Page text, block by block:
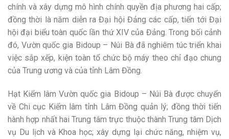
chính và xây dựng mô hình chính quyền địa phương hai cấp;
đồng thời là năm diễn ra Đại hội Đảng các cấp, tiến tới Đại
hội đại biểu toàn quốc lần thứ XIV của Đảng. Trong bối cảnh
đó, Vườn quốc gia Bidoup – Núi Bà đã nghiêm túc triển khai
việc sắp xếp, kiện toàn tổ chức bộ máy theo chỉ đạo chung
của Trung ương và của tỉnh Lâm Đồng.
Hạt Kiểm lâm Vườn quốc gia Bidoup – Núi Bà được chuyển
về Chi cục Kiểm lâm tỉnh Lâm Đồng quản lý; đồng thời tiến
hành hợp nhất hai Trung tâm trực thuộc thành Trung tâm Dịch
vụ Du lịch và Khoa học; xây dựng lại chức năng, nhiệm vụ,